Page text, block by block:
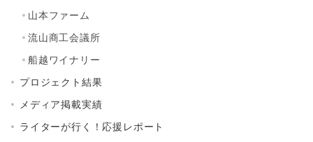
山本ファーム
流山商工会議所
船越ワイナリー
プロジェクト結果
メディア掲載実績
ライターが行く！応援レポート